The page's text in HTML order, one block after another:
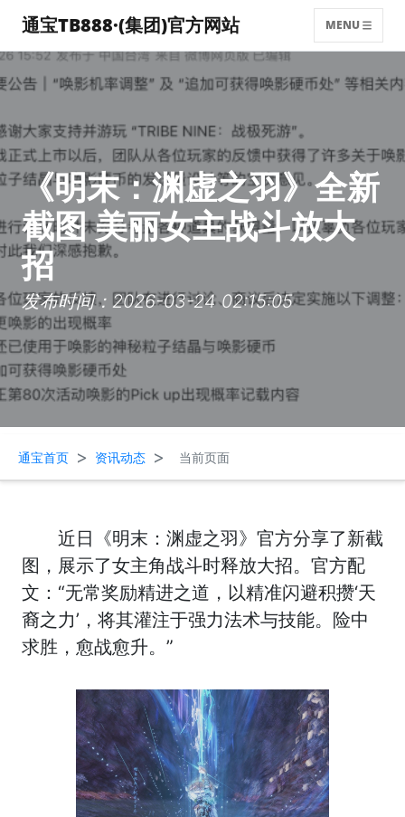
通宝TB888·(集团)官方网站 MENU
《明末：渊虚之羽》全新
截图 美丽女主战斗放大
招
发布时间：2026-03-24 02:15:05
通宝首页 > 资讯动态 > 当前页面
近日《明末：渊虚之羽》官方分享了新截
图，展示了女主角战斗时释放大招。官方配
文：“无常奖励精进之道，以精准闪避积攒‘天
裔之力’，将其灌注于强力法术与技能。险中
求胜，愈战愈升。”